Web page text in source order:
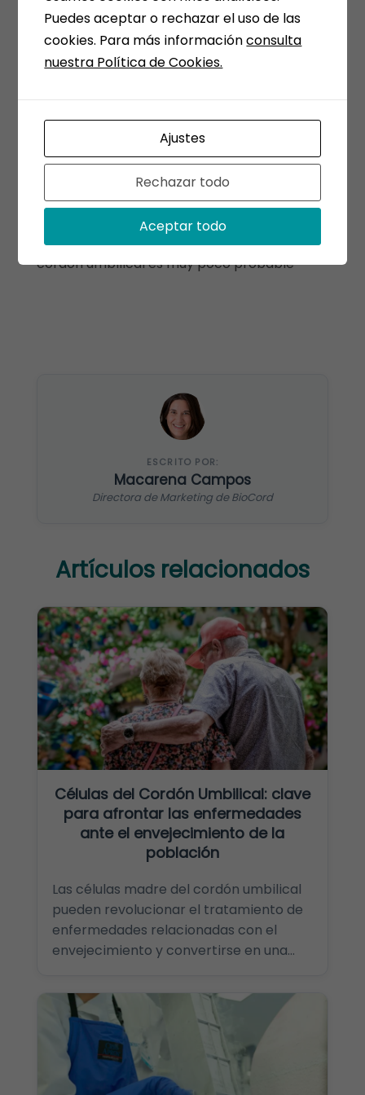
que han intentado demostrar la eficacia de
las células mesenquimales en el tratamiento
de diferentes enfermedades, no existen
conclusiones claras al respecto, siendo
imposible en la actualidad predecir los
resultados de estas investigaciones sobre el
potencial uso futuro de las células
mesenquimales. FUENTE: Organización
Nacional de Trasplantes (ONT)
El uso autólogo eventual de sangre de
cordón umbilical es muy poco probable
ESCRITO POR:
Macarena Campos
Directora de Marketing de BioCord
Artículos relacionados
Células del Cordón Umbilical: clave
para afrontar las enfermedades
ante el envejecimiento de la
población
Las células madre del cordón umbilical
pueden revolucionar el tratamiento de
enfermedades relacionadas con el
envejecimiento y convertirse en una...
Puedes aceptar o rechazar el uso de las
cookies. Para más informaciónconsulta
nuestra Política de Cookies.
Ajustes
Rechazar todo
Aceptar todo